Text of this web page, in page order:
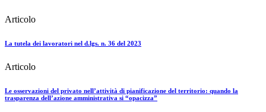
Articolo
La tutela dei lavoratori nel d.lgs. n. 36 del 2023
Articolo
Le osservazioni del privato nell’attività di pianificazione del territorio: quando la
trasparenza dell’azione amministrativa si “opacizza”